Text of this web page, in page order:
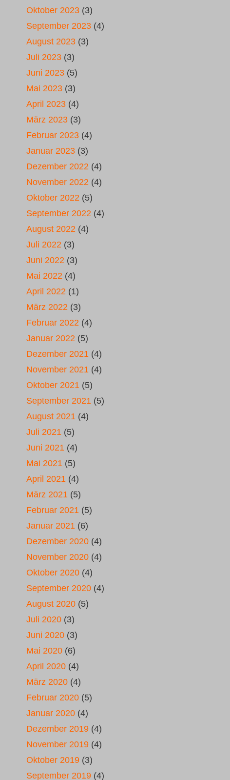
Oktober 2023 (3)
September 2023 (4)
August 2023 (3)
Juli 2023 (3)
Juni 2023 (5)
Mai 2023 (3)
April 2023 (4)
März 2023 (3)
Februar 2023 (4)
Januar 2023 (3)
Dezember 2022 (4)
November 2022 (4)
Oktober 2022 (5)
September 2022 (4)
August 2022 (4)
Juli 2022 (3)
Juni 2022 (3)
Mai 2022 (4)
April 2022 (1)
März 2022 (3)
Februar 2022 (4)
Januar 2022 (5)
Dezember 2021 (4)
November 2021 (4)
Oktober 2021 (5)
September 2021 (5)
August 2021 (4)
Juli 2021 (5)
Juni 2021 (4)
Mai 2021 (5)
April 2021 (4)
März 2021 (5)
Februar 2021 (5)
Januar 2021 (6)
Dezember 2020 (4)
November 2020 (4)
Oktober 2020 (4)
September 2020 (4)
August 2020 (5)
Juli 2020 (3)
Juni 2020 (3)
Mai 2020 (6)
April 2020 (4)
März 2020 (4)
Februar 2020 (5)
Januar 2020 (4)
Dezember 2019 (4)
November 2019 (4)
Oktober 2019 (3)
September 2019 (4)